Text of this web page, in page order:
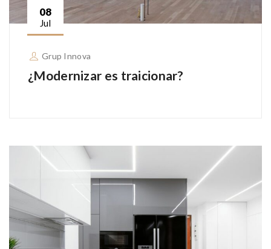
08
Jul
Grup Innova
¿Modernizar es traicionar?